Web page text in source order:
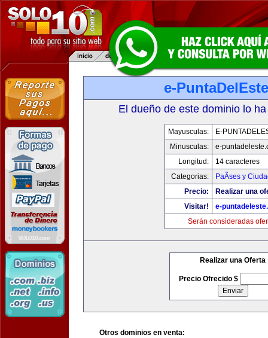
e-
El dueño de este dominio lo
Mayusculas:
E-
Minusculas:
e-
Longitud:
14 caracteres
Categorias:
PaÃ­ses y
Precio:
Realizar una
Visitar!
e-
Serán consideradas
Realizar una Oferta
Precio Ofrecido $
Otros dominios en venta: